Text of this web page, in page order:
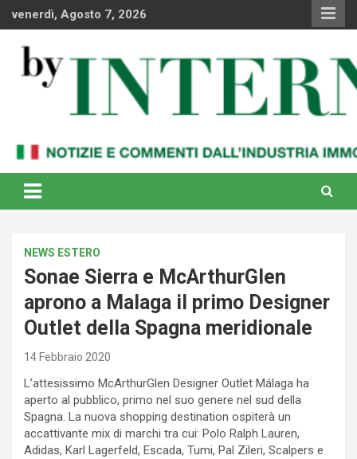
venerdì, Agosto 7, 2026
By Internews
internazionale
NEWS ESTERO
Sonae Sierra e McArthurGlen
aprono a Malaga il primo Designer
Outlet della Spagna meridionale
14 Febbraio 2020
L’attesissimo McArthurGlen Designer Outlet Málaga ha
aperto al pubblico, primo nel suo genere nel sud della
Spagna. La nuova shopping destination ospiterà un
accattivante mix di marchi tra cui: Polo Ralph Lauren,
Adidas, Karl Lagerfeld, Escada, Tumi, Pal Zileri, Scalpers e